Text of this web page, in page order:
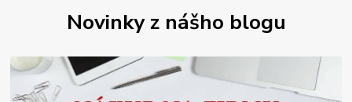
Novinky z nášho blogu